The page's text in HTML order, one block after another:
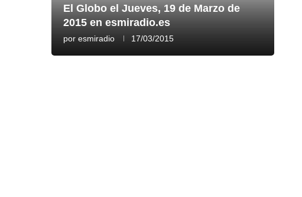
El Globo el Jueves, 19 de Marzo de
2015 en esmiradio.es
por esmiradio 17/03/2015